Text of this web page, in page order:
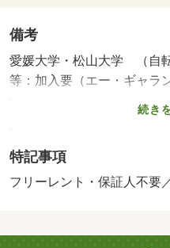
備考
愛媛大学・松山大学 （自
等：加入要（エー・ギャラ
００円。継続：月額賃料等
２，５００円／月・フリー
広々としていて、スーパー
ビモニターフォンを完備て
続き
特記事項
フリーレント・保証人不要